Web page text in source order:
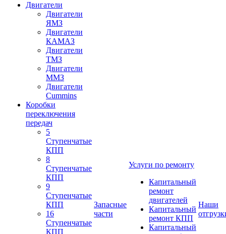
Двигатели
Двигатели
ЯМЗ
Двигатели
КАМАЗ
Двигатели
ТМЗ
Двигатели
ММЗ
Двигатели
Cummins
Коробки
переключения
передач
5
Ступенчатые
КПП
8
Ступенчатые
КПП
9
Ступенчатые
КПП
16
Ступенчатые
КПП
Запасные
части
Услуги по ремонту
Капитальный
ремонт
двигателей
Капитальный
ремонт КПП
Капитальный
Наши